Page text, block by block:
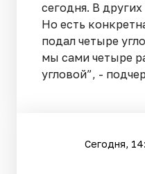
сегодня. В
Но есть
подал четыре
мы сами четыре
угловой”, -
Сегодня,